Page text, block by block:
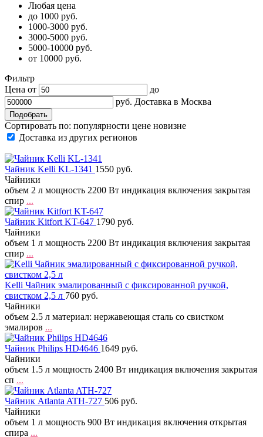
Любая цена
до 1000 руб.
1000-3000 руб.
3000-5000 руб.
5000-10000 руб.
от 10000 руб.
Фильтр
Цена от
до
руб. Доставка в Москва
Сортировать по: популярности цене новизне
Доставка из других регионов
Чайник Kelli KL-1341 1550 руб.
Чайники
объем 2 л мощность 2200 Вт индикация включения закрытая
спир ...
Чайник Kitfort KT-647 1790 руб.
Чайники
объем 1 л мощность 2200 Вт индикация включения закрытая
спир ...
Kelli Чайник эмалированный с фиксированной ручкой,
свистком 2,5 л 760 руб.
Чайники
объем 2.5 л материал: нержавеющая сталь со свистком
эмалиров ...
Чайник Philips HD4646 1649 руб.
Чайники
объем 1.5 л мощность 2400 Вт индикация включения закрытая
сп ...
Чайник Atlanta ATH-727 506 руб.
Чайники
объем 1 л мощность 900 Вт индикация включения открытая
спира ...